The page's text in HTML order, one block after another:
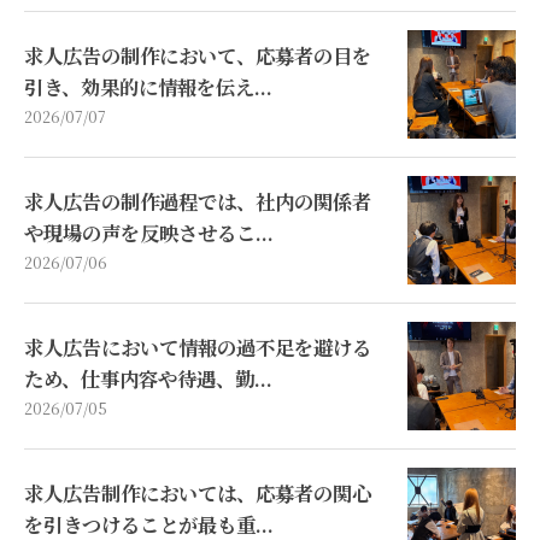
求人広告の制作において、応募者の目を
引き、効果的に情報を伝え...
2026/07/07
求人広告の制作過程では、社内の関係者
や現場の声を反映させるこ...
2026/07/06
求人広告において情報の過不足を避ける
ため、仕事内容や待遇、勤...
2026/07/05
求人広告制作においては、応募者の関心
を引きつけることが最も重...